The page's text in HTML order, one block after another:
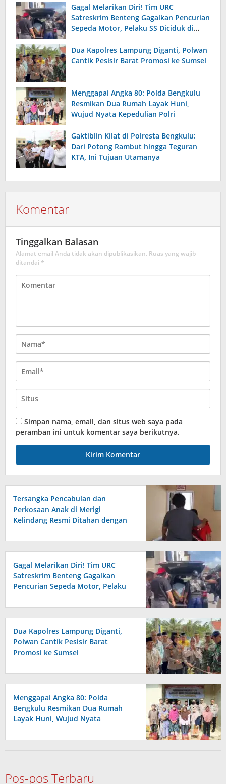
Gagal Melarikan Diri! Tim URC
Satreskrim Benteng Gagalkan Pencurian
Sepeda Motor, Pelaku SS Diciduk di
Dua Kapolres Lampung Diganti, Polwan
Cantik Pesisir Barat Promosi ke Sumsel
Menggapai Angka 80: Polda Bengkulu
Resmikan Dua Rumah Layak Huni,
Wujud Nyata Kepedulian Polri
Gaktiblin Kilat di Polresta Bengkulu:
Dari Potong Rambut hingga Teguran
KTA, Ini Tujuan Utamanya
Komentar
Tinggalkan Balasan
Alamat email Anda tidak akan dipublikasikan. Ruas yang wajib
ditandai *
Simpan nama, email, dan situs web saya pada
peramban ini untuk komentar saya berikutnya.
Tersangka Pencabulan dan
Perkosaan Anak di Merigi
Kelindang Resmi Ditahan dengan
Gagal Melarikan Diri! Tim URC
Satreskrim Benteng Gagalkan
Pencurian Sepeda Motor, Pelaku
Dua Kapolres Lampung Diganti,
Polwan Cantik Pesisir Barat
Promosi ke Sumsel
Menggapai Angka 80: Polda
Bengkulu Resmikan Dua Rumah
Layak Huni, Wujud Nyata
Pos-pos Terbaru